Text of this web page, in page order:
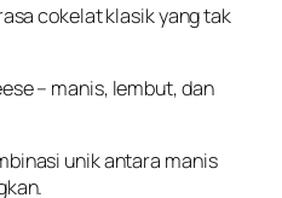
cokelatklasikyangtak
– manis, lembut, dan
unikantara manis
.